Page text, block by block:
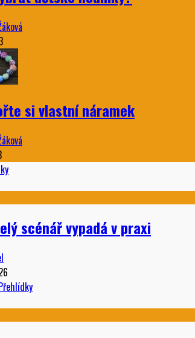
si vlastní náramek
scénář vypadá v praxi